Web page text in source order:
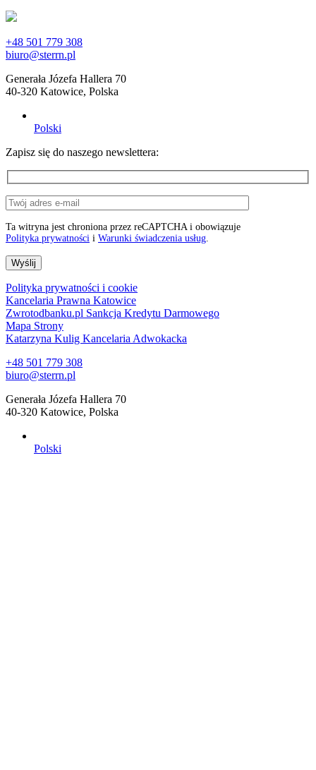
+48 501 779 308
biuro@sterrn.pl
Generała Józefa Hallera 70
40-320 Katowice, Polska
Polski
Zapisz się do naszego newslettera:
Ta witryna jest chroniona przez reCAPTCHA i obowiązuje
Polityka prywatności i Warunki świadczenia usług
Polityka prywatności i cookie
Kancelaria Prawna Katowice
Zwrotodbanku.pl Sankcja Kredytu Darmowego
Mapa Strony
Katarzyna Kulig Kancelaria Adwokacka
+48 501 779 308
biuro@sterrn.pl
Generała Józefa Hallera 70
40-320 Katowice, Polska
Polski